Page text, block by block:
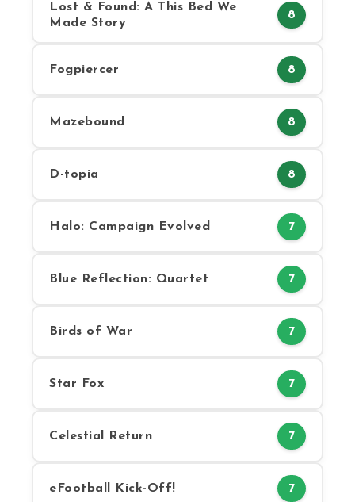
Lost & Found: A This Bed We
Made Story
8
Fogpiercer 8
Mazebound 8
D-topia 8
Halo: Campaign Evolved 7
Blue Reflection: Quartet 7
Birds of War 7
Star Fox 7
Celestial Return 7
eFootball Kick-Off! 7